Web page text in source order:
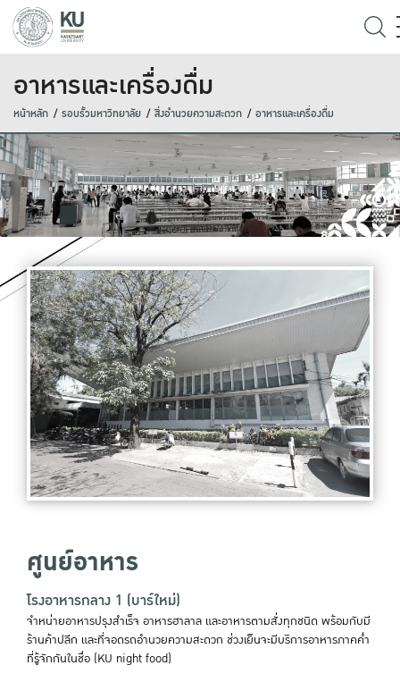
อาหารและเครื่องดื่ม
หน้าหลัก รอบรั้วมหาวิทยาลัย สิ่งอำนวยความสะดวก อาหารและเครื่องดื่ม
ศูนย์อาหาร
โรงอาหารกลาง 1 (บาร์ใหม่)
จำหน่ายอาหารปรุงสำเร็จ อาหารฮาลาล และอาหารตามสั่งทุกชนิด พร้อมกับมี
ร้านค้าปลีก และที่จอดรถอำนวยความสะดวก ช่วงเย็นจะมีบริการอาหารภาคค่ำ
ที่รู้จักกันในชื่อ (KU night food)